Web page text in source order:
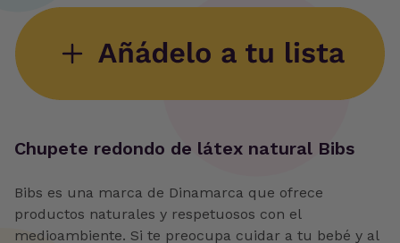
‍Chupete redondo de látex natural Bibs
Bibs es una marca de Dinamarca que ofrece
productos naturales y respetuosos con el
medioambiente. Si te preocupa cuidar a tu bebé y al